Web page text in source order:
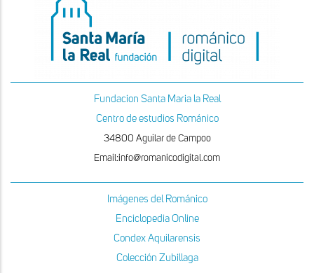
Fundacion Santa Maria la Real
Centro de estudios Románico
34800 Aguilar de Campoo
Email:info@romanicodigital.com
Imágenes del Románico
Enciclopedia Online
Condex Aquilarensis
Colección Zubillaga